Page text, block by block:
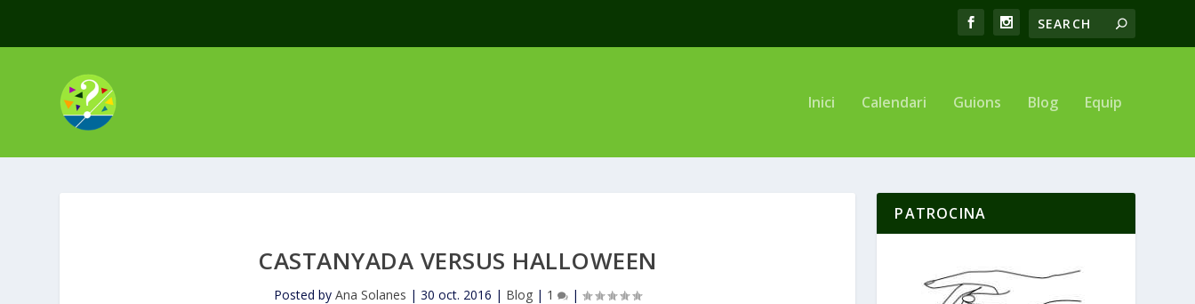
Inici Calendari Guions Blog Equip
CASTANYADA VERSUS HALLOWEEN
Posted byAna Solanes |30 oct. 2016 | Blog | 1 |
PATROCINA